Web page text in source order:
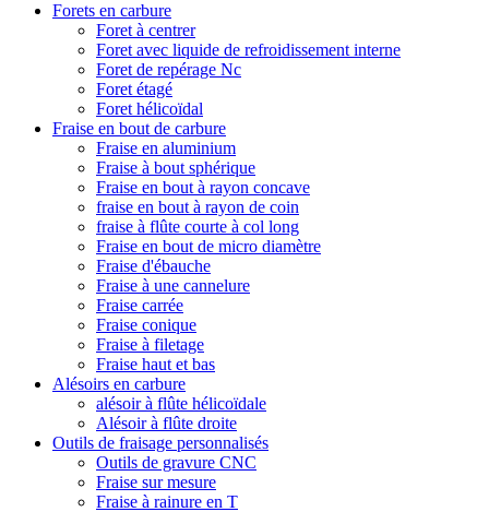
Forets en carbure
Foret à centrer
Foret avec liquide de refroidissement interne
Foret de repérage Nc
Foret étagé
Foret hélicoïdal
Fraise en bout de carbure
Fraise en aluminium
Fraise à bout sphérique
Fraise en bout à rayon concave
fraise en bout à rayon de coin
fraise à flûte courte à col long
Fraise en bout de micro diamètre
Fraise d'ébauche
Fraise à une cannelure
Fraise carrée
Fraise conique
Fraise à filetage
Fraise haut et bas
Alésoirs en carbure
alésoir à flûte hélicoïdale
Alésoir à flûte droite
Outils de fraisage personnalisés
Outils de gravure CNC
Fraise sur mesure
Fraise à rainure en T